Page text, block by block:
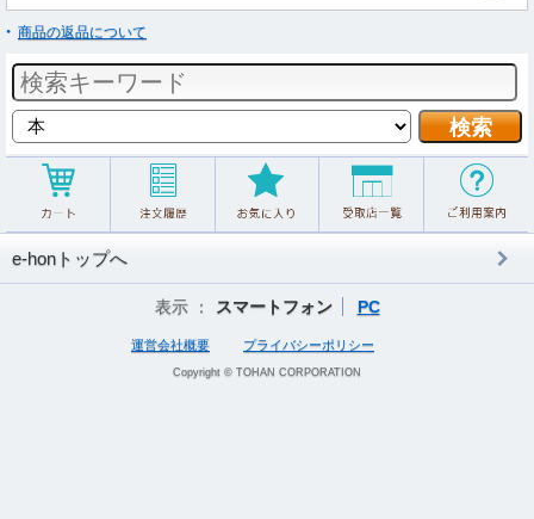
商品の返品について
e-honトップへ
表示 ： スマートフォン PC
運営会社概要 プライバシーポリシー
Copyright © TOHAN CORPORATION